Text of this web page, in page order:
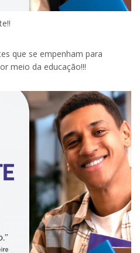
que se empenham para
meio da educação!!!